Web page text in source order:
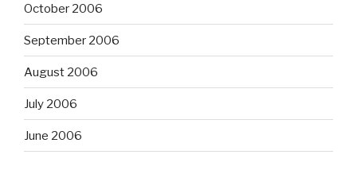
October 2006
September 2006
August 2006
July 2006
June 2006